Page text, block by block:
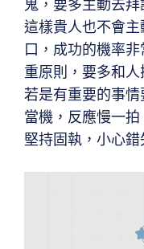
鬼，要多主動去
這樣貴人也不會
口，成功的機率
重原則，要多和人
若是有重要的事
當機，反應慢一
堅持固執，小心錯